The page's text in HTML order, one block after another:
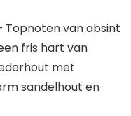
– Topnoten van absint
fris hart van
met
sandelhout en